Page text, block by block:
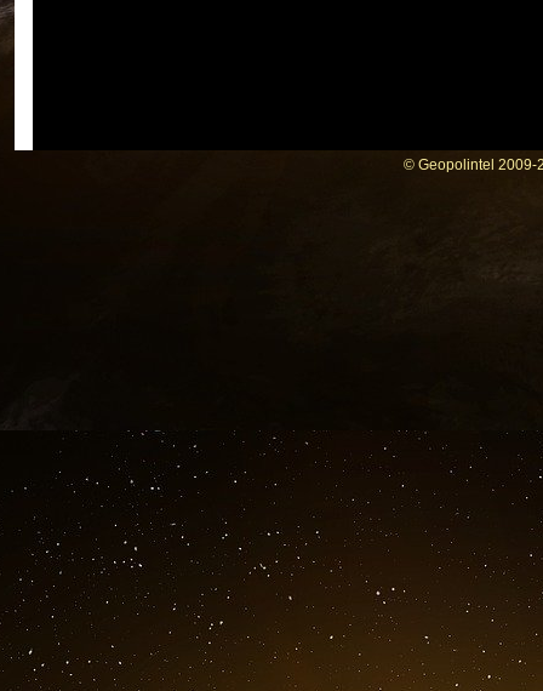
2024
Victoria Nuland m’a fait savoir qu’elle
semaines ses fonctions de sous-secrétaire
elle a incarné l’engagement du président
notre politique étrangère et revitaliser le
crucial pour notre pays et pour le monde.
Le mandat de Victoria couronne trois
sous six présidents et dix secrétaires d’État.
© Geopolintel 2009-